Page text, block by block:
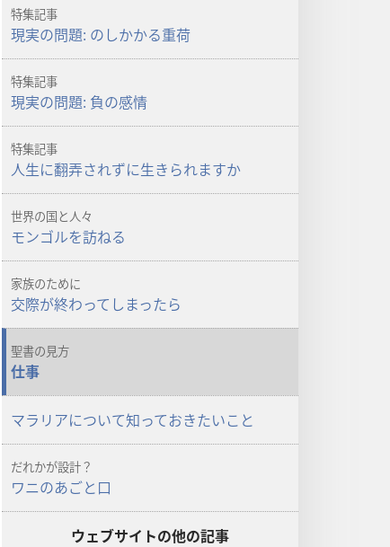
「目
ざ
よ！」
人
に
翻
れ
い
ま
「目
ざ
人
に
翻
れ
い
ま
特集記事
現実の問題: のしかかる重荷
特集記事
現実の問題: 負の感情
特集記事
人生に翻弄されずに生きられますか
世界の国と人々
モンゴルを訪ねる
家族のために
交際が終わってしまったら
聖書の見方
仕事
マラリアについて知っておきたいこと
だれかが設計？
ワニのあごと口
ウェブサイトの他の記事